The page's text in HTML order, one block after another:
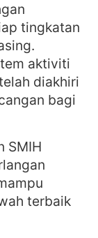
tingkatan
aktiviti
diakhiri
bagi
SMIH
terbaik